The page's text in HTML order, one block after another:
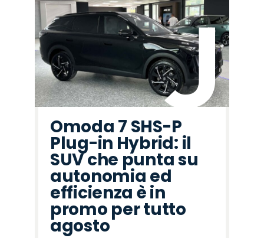
Omoda 7 SHS-P
Plug-in Hybrid: il
SUV che punta su
autonomia ed
efficienza è in
promo per tutto
agosto